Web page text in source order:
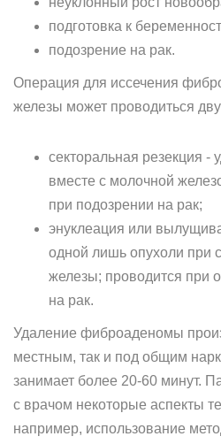
подготовка к
подозрение на рак.
Операция для иссечения
железы может проводиться
секторальная резекция -
вместе с молочной
при подозрении на рак;
энуклеация или
одной лишь опухоли при
железы; проводится при
на рак.
Удаление фиброаденомы
местным, так и под общим
занимает более 20-60 минут.
с врачом некоторые аспекты
например, использование